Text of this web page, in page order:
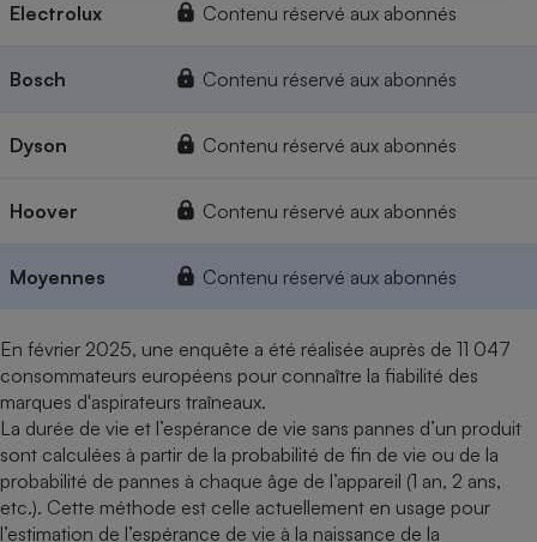
Electrolux Contenu réservé aux abonnés
Bosch Contenu réservé aux abonnés
Dyson Contenu réservé aux abonnés
Hoover Contenu réservé aux abonnés
Moyennes Contenu réservé aux abonnés
En février 2025, une enquête a été réalisée auprès de 11 047
consommateurs européens pour connaître la fiabilité des
marques d'aspirateurs traîneaux.
La durée de vie et l’espérance de vie sans pannes d’un produit
sont calculées à partir de la probabilité de fin de vie ou de la
probabilité de pannes à chaque âge de l’appareil (1 an, 2 ans,
etc.). Cette méthode est celle actuellement en usage pour
l’estimation de l’espérance de vie à la naissance de la